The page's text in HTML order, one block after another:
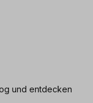
und entdecken